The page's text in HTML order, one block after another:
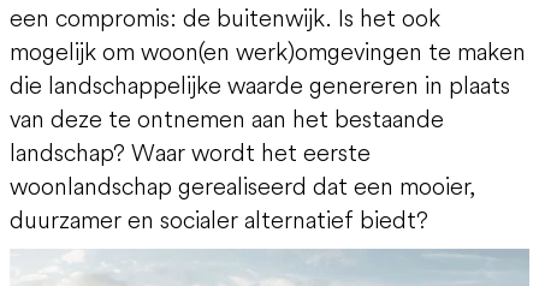
een compromis: de buitenwijk. Is het ook
mogelijk om woon(en werk)omgevingen te maken
die landschappelijke waarde genereren in plaats
van deze te ontnemen aan het bestaande
landschap? Waar wordt het eerste
woonlandschap gerealiseerd dat een mooier,
duurzamer en socialer alternatief biedt?